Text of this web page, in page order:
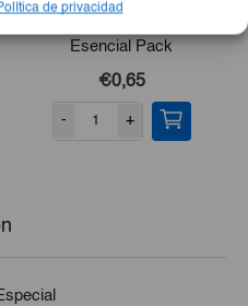
de privacidad
Esencial Pack
€0,65
- +